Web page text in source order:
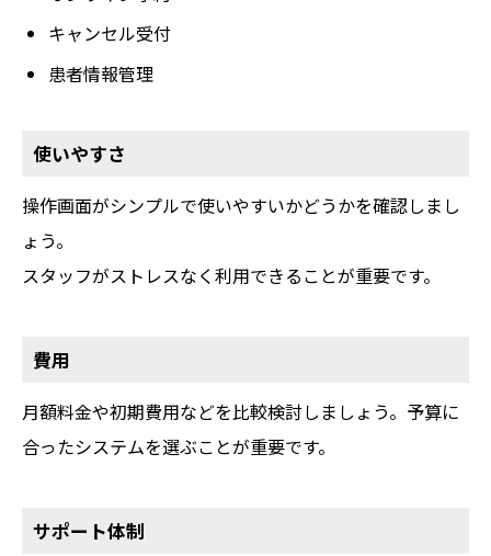
キャンセル受付
患者情報管理
使いやすさ
操作画面がシンプルで使いやすいかどうかを確認しまし
ょう。
スタッフがストレスなく利用できることが重要です。
費用
月額料金や初期費用などを比較検討しましょう。予算に
合ったシステムを選ぶことが重要です。
サポート体制